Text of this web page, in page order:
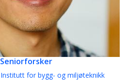
Seniorforsker
Institutt for bygg- og miljøteknikk